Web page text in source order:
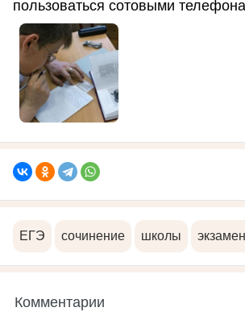
пользоваться сотовыми
ЕГЭ сочинение школы
Комментарии